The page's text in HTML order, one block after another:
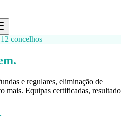
concelhos
e regulares, eliminação de
mais. Equipas certificadas, resultado